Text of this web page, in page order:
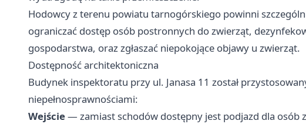
Hodowcy z terenu powiatu tarnogórskiego powinni
ograniczać dostęp osób postronnych do zwierząt,
gospodarstwa, oraz zgłaszać niepokojące objawy u zwierząt.
Dostępność architektoniczna
Budynek inspektoratu przy ul. Janasa 11 został
niepełnosprawnościami:
Wejście— zamiast schodów dostępny jest podjazd dla osób